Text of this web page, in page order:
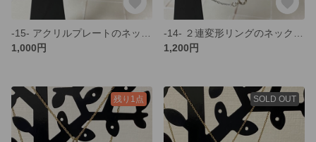
1,000円
1,200円
残り1点 SOLD OUT